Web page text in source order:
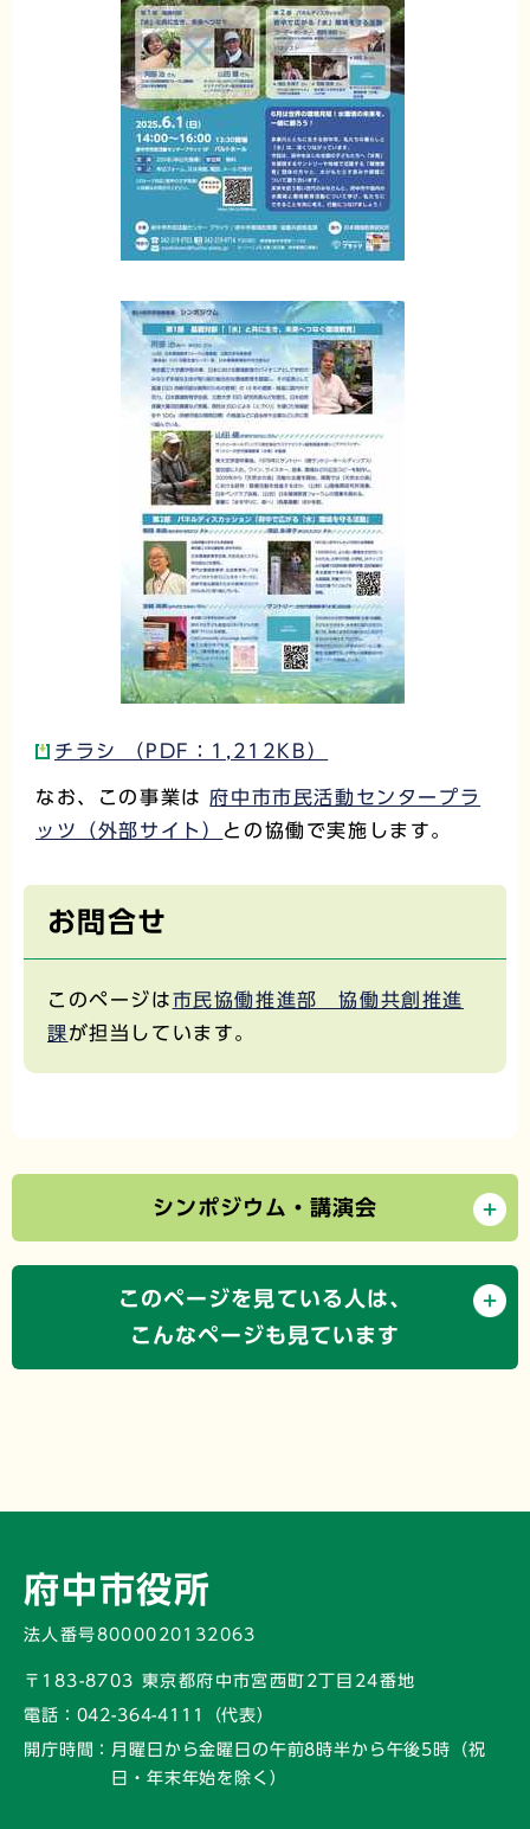
チラシ （PDF：1,212KB）
なお、この事業は 府中市市民活動センタープラ
ッツ（外部サイト）
との協働で実施します。
お問合せ
このページは市民協働推進部 協働共創推進
課が担当しています。
シンポジウム・講演会
このページを見ている人は、
こんなページも見ています
府中市役所
法人番号8000020132063
〒183-8703 東京都府中市宮西町2丁目24番地
電話： 042-364-4111（代表）
開庁時間： 月曜日から金曜日の午前8時半から午後5時 （祝
日・年末年始を除く）